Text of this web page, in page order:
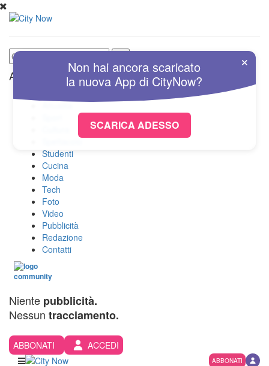
Altre Sezioni
Attualità
Spettacolo
Studenti
Cucina
Moda
Tech
Foto
Video
Pubblicità
Redazione
Contatti
Niente pubblicità.
Nessun tracciamento.
ABBONATI ACCEDI
ABBONATI
×
Non hai ancora scaricato
la nuovaApp di CityNow?
SCARICA ADESSO